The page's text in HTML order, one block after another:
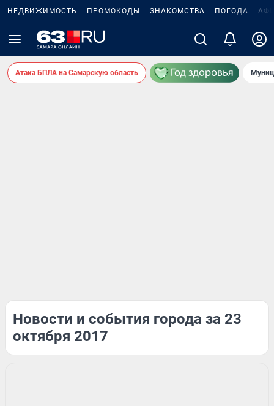
НЕДВИЖИМОСТЬ ПРОМОКОДЫ ЗНАКОМСТВА ПОГОДА
Атака БПЛА на Самарскую область
Новости и события города за 23
октября 2017